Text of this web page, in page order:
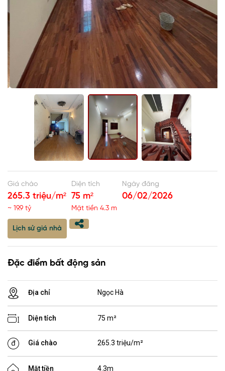
Giá chào
265.3 triệu/m²
~ 19.9 tỷ
Diện tích
75 m²
Mặt tiền 4.3 m
Ngày đăng
06/02/2026
Lịch sử giá nhà
Đặc điểm bất động sản
Địa chỉ Ngọc Hà
Diện tích 75 m²
Giá chào 265.3 triệu/m²
Mặt tiền 4.3m